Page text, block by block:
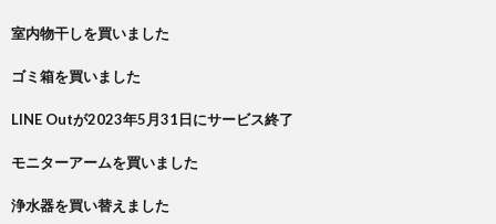
室内物干しを買いました
ゴミ箱を買いました
LINE Outが2023年5月31日にサービス終了
モニターアームを買いました
浄水器を買い替えました